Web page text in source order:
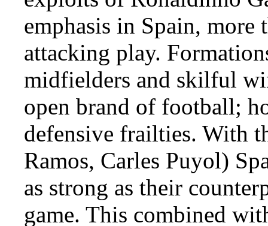
emphasis in Spain,
attacking play.
midfielders and skilful
open brand of football;
defensive frailties. With
Ramos, Carles Puyol)
as strong as their
game. This combined